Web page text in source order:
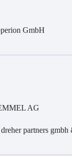
GmbH
AG
partners